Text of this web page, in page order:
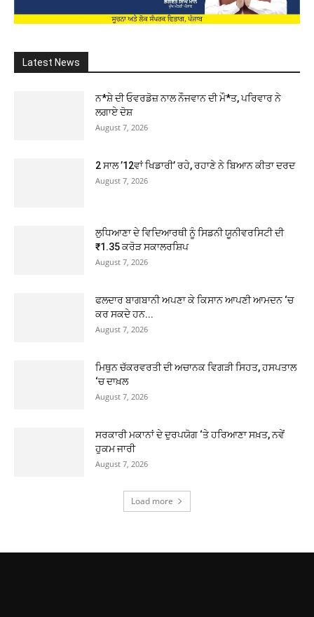
Latest News
ਨ*ਸ਼ੇ ਦੀ ਓਵਰਡੋਜ਼ ਨਾਲ ਨੌਜਵਾਨ ਦੀ ਮੌ*ਤ, ਪਰਿਵਾਰ ਨੇ
ਲਗਾਏ ਦੋਸ਼
August 7, 2026
2 ਸਾਲ ’12ਵਾਂ ਖਿਡਾਰੀ’ ਰਹੇ, ਰਹਾਣੇ ਨੇ ਬਿਆਨ ਕੀਤਾ ਦਰਦ
August 7, 2026
ਲੁਧਿਆਣਾ ਦੇ ਵਿਦਿਆਰਥੀ ਨੂੰ ਸਿਡਨੀ ਯੂਨੀਵਰਸਿਟੀ ਦੀ
₹1.35 ਕਰੋੜ ਸਕਾਲਰਸ਼ਿਪ
August 7, 2026
ਫਲਦਾਰ ਬਾਗਬਾਨੀ ਅਪਣਾ ਕੇ ਕਿਸਾਨ ਆਪਣੀ ਆਮਦਨ ‘ਚ
ਕਰ ਸਕਦੇ ਹਨ...
August 7, 2026
ਮਿਥੁਨ ਚੱਕਰਵਰਤੀ ਦੀ ਅਚਾਨਕ ਵਿਗੜੀ ਸਿਹਤ, ਹਸਪਤਾਲ
‘ਚ ਦਾਖ਼ਲ
August 7, 2026
ਸਰਕਾਰੀ ਮਕਾਨਾਂ ਦੇ ਦੁਰਪਯੋਗ ‘ਤੇ ਹਰਿਆਣਾ ਸਖ਼ਤ, ਨਵੇਂ
ਹੁਕਮ ਜਾਰੀ
August 7, 2026
Load more